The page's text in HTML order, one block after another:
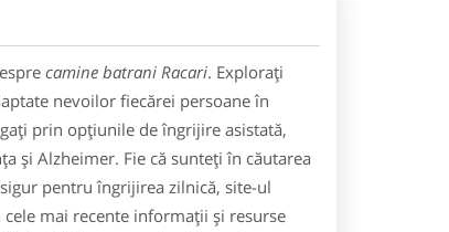
camine batrani Racari. Explorați
nevoilor fiecărei persoane în
prin opțiunile de îngrijire asistată,
și Alzheimer. Fie că sunteți în căutarea
pentru îngrijirea zilnică, site-ul
mai recente informații și resurse